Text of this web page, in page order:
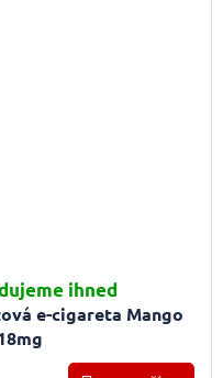
e-cigareta Mango
ihned